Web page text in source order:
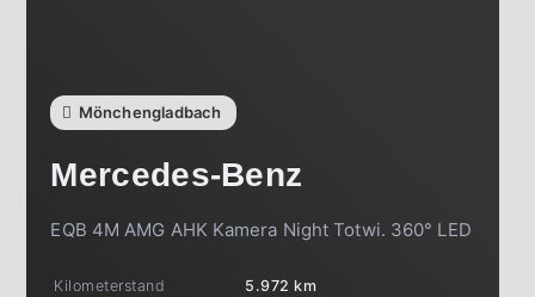
Mönchengladbach
Mercedes-Benz
EQB 4M AMG AHK Kamera Night Totwi. 360° LED
Kilometerstand
5.972 km